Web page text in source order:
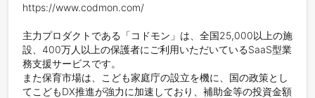
https://www.codmon.com/
主力プロダクトである「コドモン」は、全国25,000以上の施
設、400万人以上の保護者にご利用いただいているSaaS型業
務支援サービスです。
また保育市場は、こども家庭庁の設立を機に、国の政策とし
てこどもDX推進が強力に加速しており、補助金等の投資金額